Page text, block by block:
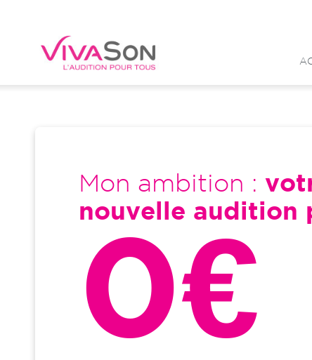
contenu
Mon ambition :
nouvelle audition
0€